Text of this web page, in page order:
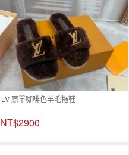
LV 原單咖啡色羊毛拖鞋
NT$2900